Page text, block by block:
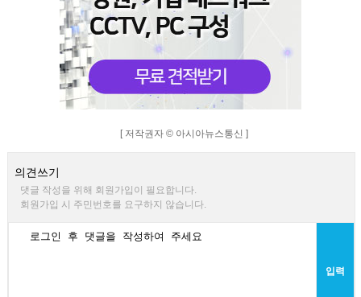
[ 저작권자 © 아시아뉴스통신 ]
의견쓰기
댓글 작성을 위해 회원가입이 필요합니다.
회원가입 시 주민번호를 요구하지 않습니다.
입력